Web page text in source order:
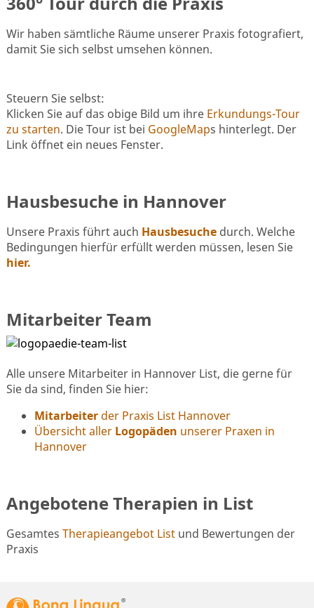
Wir haben sämtliche Räume unserer Praxis fotografiert,
damit Sie sich selbst umsehen können.
Steuern Sie selbst:
Klicken Sie auf das obige Bild um ihre Erkundungs-Tour
zu starten. Die Tour ist bei GoogleMaps hinterlegt. Der
Link öffnet ein neues Fenster.
Hausbesuche in Hannover
Unsere Praxis führt auch Hausbesuchedurch. Welche
Bedingungen hierfür erfüllt werden müssen, lesen Sie
hier.
Mitarbeiter Team
Alle unsere Mitarbeiter in Hannover List, die gerne für
Sie da sind, finden Sie hier:
Mitarbeiter der Praxis List Hannover
Übersicht aller Logopäden unserer Praxen in
Hannover
Angebotene Therapien in List
Gesamtes Therapieangebot Listund Bewertungen der
Praxis